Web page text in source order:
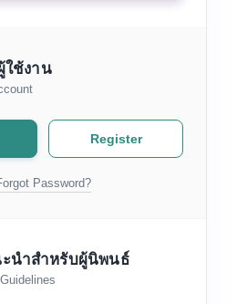
ช้งาน
Register
Password?
นำสำหรับผู้นิพนธ์